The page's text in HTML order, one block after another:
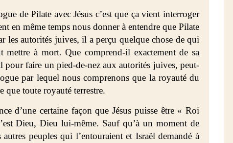
de Pilate avec Jésus c’est que ça vient interroger
en même temps nous donner à entendre que Pilate
les autorités juives, il a perçu quelque chose de qui
mettre à mort. Que comprend-il exactement de sa
faire un pied-de-nez aux autorités juives, peut-
par lequel nous comprenons que la royauté du
que toute royauté terrestre.
d’une certaine façon que Jésus puisse être « Roi
Dieu, Dieu lui-même. Sauf qu’à un moment de
peuples qui l’entouraient et Israël demandé à